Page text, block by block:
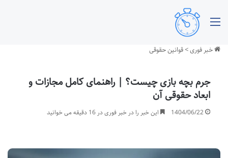
خبر فوری>قوانین حقوقی
جرم بچه بازی چیست؟ | راهنمای کامل مجازات و
ابعاد حقوقی آن
1404/06/22 این خبر را در خبر فوری در 16 دقیقه می خوانید